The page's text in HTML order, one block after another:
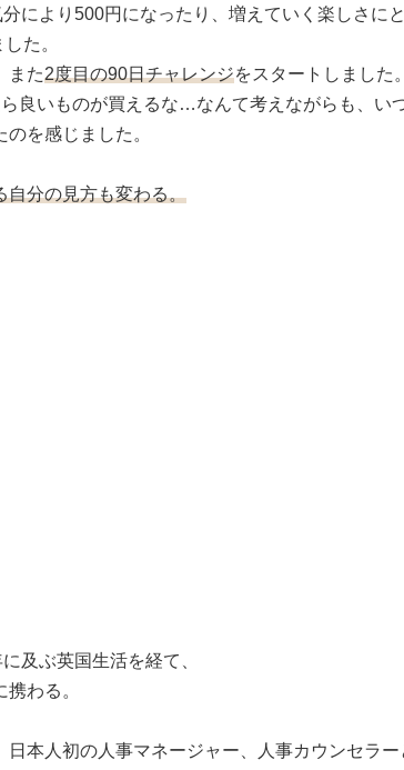
により500円になったり、増えていく楽しさに
た。
また2度目の90日チャレンジをスタートしました。
良いものが買えるな…なんて考えながらも、い
を感じました。
自分の見方も変わる。
及ぶ英国生活を経て、
わる。
本人初の人事マネージャー、人事カウンセラー